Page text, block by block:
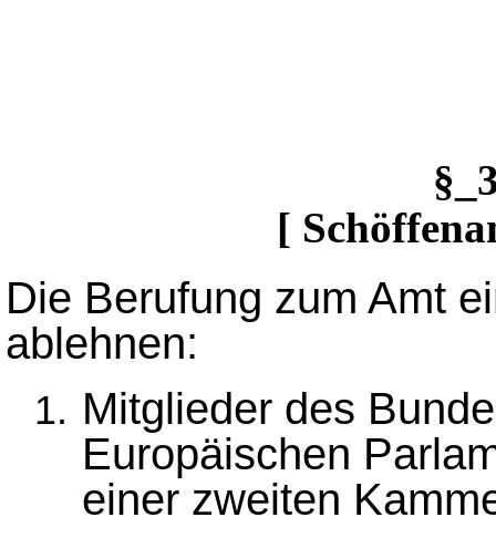
[
Die Berufung zum Amt
ablehnen:
Mitglieder des
Europäischen
einer zweiten